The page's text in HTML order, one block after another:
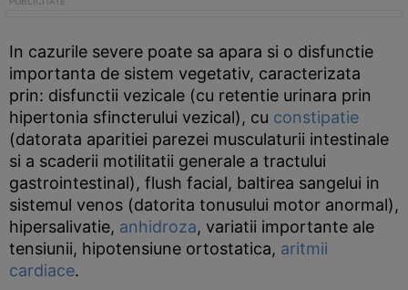
In cazurile severe poate sa apara si o disfunctie
importanta de sistem vegetativ, caracterizata
prin: disfunctii vezicale (cu retentie urinara prin
hipertonia sfincterului vezical), cu constipatie
(datorata aparitiei parezei musculaturii intestinale
si a scaderii motilitatii generale a tractului
gastrointestinal), flush facial, baltirea sangelui in
sistemul venos (datorita tonusului motor anormal),
hipersalivatie, anhidroza, variatii importante ale
tensiunii, hipotensiune ortostatica, aritmii
cardiace.